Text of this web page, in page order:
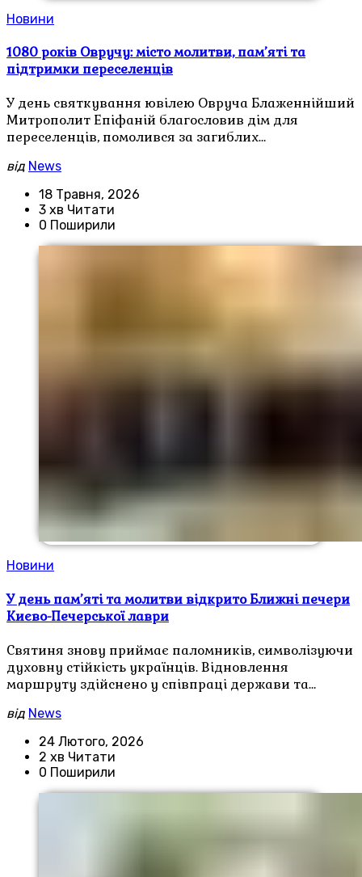
Новини
1080 років Овручу: місто молитви, пам’яті та
підтримки переселенців
У день святкування ювілею Овруча Блаженнійший
Митрополит Епіфаній благословив дім для
переселенців, помолився за загиблих…
від News
18 Травня, 2026
3 хв Читати
0 Поширили
Новини
У день пам’яті та молитви відкрито Ближні печери
Києво-Печерської лаври
Святиня знову приймає паломників, символізуючи
духовну стійкість українців. Відновлення
маршруту здійснено у співпраці держави та…
від News
24 Лютого, 2026
2 хв Читати
0 Поширили